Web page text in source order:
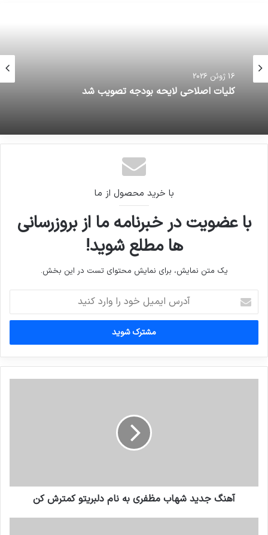
16 ژوئن 2026
کلیات اصلاحی لایحه بودجه تصویب شد
با خرید محصول از ما
با عضویت در خبرنامه ما از بروزرسانی
ها مطلع شوید!
یک متن نمایش، برای نمایش محتوای تست در این بخش.
ایمیل
خود
وارد
کنید
آهنگ جدید شهاب مظفری به نام دلبریتو کمترش کن